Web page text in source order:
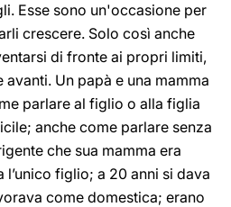
Esse sono un'occasione per
crescere. Solo così anche
di fronte ai propri limiti,
Un papà e una mamma
parlare al figlio o alla figlia
anche come parlare senza
che sua mamma era
l’unico figlio; a 20 anni si dava
come domestica; erano